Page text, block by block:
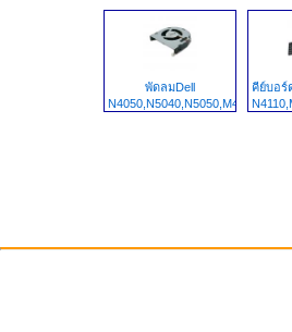
พัดลมDell
คีย์บอร์